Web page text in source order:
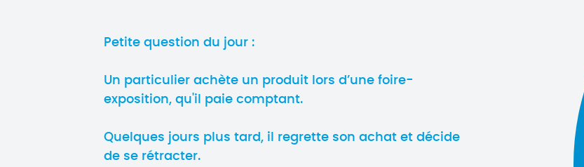
Petite question du jour :
Un particulier achète un produit lors d’une foire-
exposition, qu'il paie comptant.
Quelques jours plus tard, il regrette son achat et décide
de se rétracter.